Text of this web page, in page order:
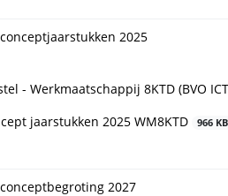
2025
- Werkmaatschappij 8KTD (BVO
jaarstukken 2025 WM8KTD 966 KB
2027